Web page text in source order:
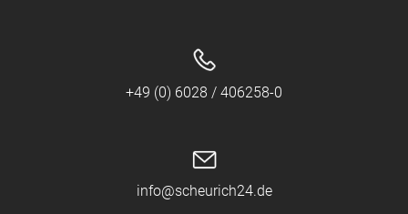
+49 (0) 6028 / 406258-0
info@scheurich24.de